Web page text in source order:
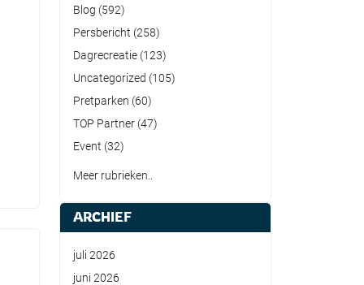
Blog (592)
Persbericht (258)
Dagrecreatie (123)
Uncategorized (105)
Pretparken (60)
TOP Partner (47)
Event (32)
Meer rubrieken..
ARCHIEF
juli 2026
juni 2026